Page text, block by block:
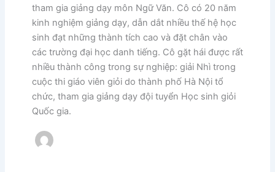
tham gia giảng dạy môn Ngữ Văn. Cô có 20 năm
kinh nghiệm giảng dạy, dẫn dắt nhiều thế hệ học
sinh đạt những thành tích cao và đặt chân vào
các trường đại học danh tiếng. Cô gặt hái được rất
nhiều thành công trong sự nghiệp: giải Nhì trong
cuộc thi giáo viên giỏi do thành phố Hà Nội tổ
chức, tham gia giảng dạy đội tuyển Học sinh giỏi
Quốc gia.